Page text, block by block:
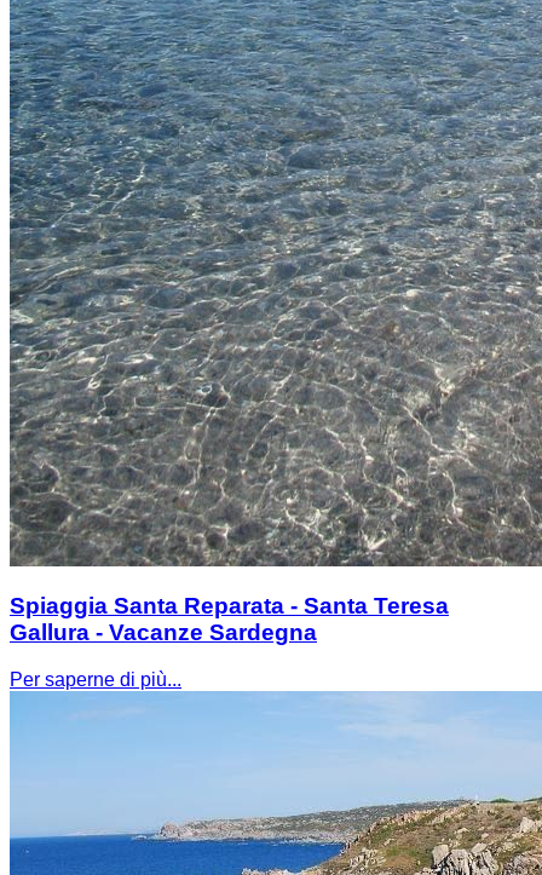
Spiaggia Santa Reparata - Santa Teresa
Gallura - Vacanze Sardegna
Per saperne di più...